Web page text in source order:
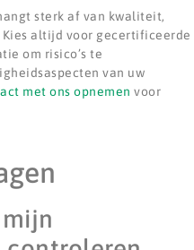
sterk af van kwaliteit,
altijd voor gecertificeerde
om risico’s te
van uw
met ons opnemen voor